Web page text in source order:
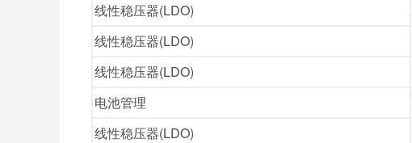
线性稳压器(LDO)
线性稳压器(LDO)
线性稳压器(LDO)
电池管理
线性稳压器(LDO)